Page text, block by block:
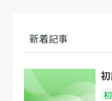
新着記事